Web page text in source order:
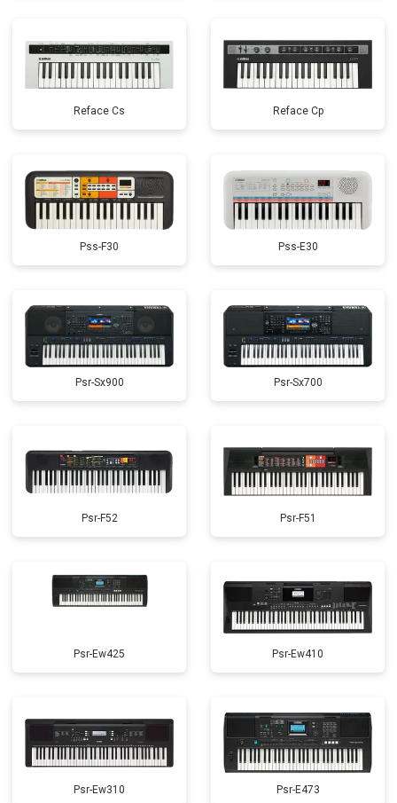
Reface Cs Reface Cp
Pss-F30 Pss-E30
Psr-Sx900 Psr-Sx700
Psr-F52 Psr-F51
Psr-Ew425 Psr-Ew410
Psr-Ew310 Psr-E473